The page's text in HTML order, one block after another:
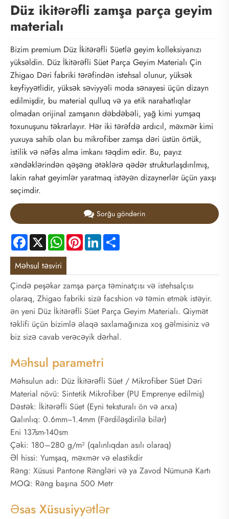
Düz ikitərəfli zamşa parça geyim
materialı
Bizim premium Düz İkitərəfli Süetlə geyim kolleksiyanızı
yüksəldin. Düz İkitərəfli Süet Parça Geyim Materialı Çin
Zhigao Dəri fabriki tərəfindən istehsal olunur, yüksək
keyfiyyətlidir, yüksək səviyyəli moda sənayesi üçün dizayn
edilmişdir, bu material qulluq və ya etik narahatlıqlar
olmadan orijinal zamşanın dəbdəbəli, yağ kimi yumşaq
toxunuşunu təkrarlayır. Hər iki tərəfdə ardıcıl, məxmər kimi
yuxuya sahib olan bu mikrofiber zamşa dəri üstün örtük,
istilik və nəfəs alma imkanı təqdim edir. Bu, payız
xəndəklərindən qəşəng ətəklərə qədər strukturlaşdırılmış,
lakin rahat geyimlər yaratmaq istəyən dizaynerlər üçün yaxşı
seçimdir.
Sorğu göndərin
Facebook
X WhatsApp
PinterestLinkedIn
Məhsul təsviri
Çində peşəkar zamşa parça təminatçısı və istehsalçısı
olaraq, Zhigao fabriki sizə facshion və təmin etmək istəyir.
ən yeni Düz İkitərəfli Süet Parça Geyim Materialı. Qiymət
təklifi üçün bizimlə əlaqə saxlamağınıza xoş gəlmisiniz və
biz sizə cavab verəcəyik dərhal.
Məhsul parametri
Məhsulun adı: Düz İkitərəfli Süet / Mikrofiber Süet Dəri
Material növü: Sintetik Mikrofiber (PU Emprenye edilmiş)
Dəstək: İkitərəfli Süet (Eyni teksturalı ön və arxa)
Qalınlıq: 0.6mm−1.4mm (Fərdiləşdirilə bilər)
Eni 137sm-140sm
Çəki: 180–280 g/m² (qalınlıqdan asılı olaraq)
Əl hissi: Yumşaq, məxmər və elastikdir
Rəng: Xüsusi Pantone Rəngləri və ya Zavod Nümunə Kartı
MOQ: Rəng başına 500 Metr
Əsas Xüsusiyyətlər